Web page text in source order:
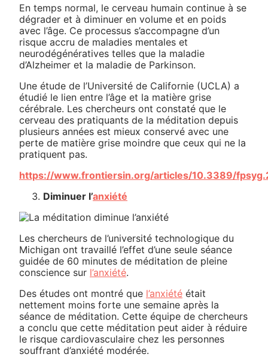
En temps normal, le cerveau humain continue à se
dégrader et à diminuer en volume et en poids
avec l’âge. Ce processus s’accompagne d’un
risque accru de maladies mentales et
neurodégénératives telles que la maladie
d’Alzheimer et la maladie de Parkinson.
Une étude de l’Université de Californie (UCLA) a
étudié le lien entre l’âge et la matière grise
cérébrale. Les chercheurs ont constaté que le
cerveau des pratiquants de la méditation depuis
plusieurs années est mieux conservé avec une
perte de matière grise moindre que ceux qui ne la
pratiquent pas.
https://www.frontiersin.org/articles/10.3389/
Diminuer l’anxiété
Les chercheurs de l’université technologique du
Michigan ont travaillé l’effet d’une seule séance
guidée de 60 minutes de méditation de pleine
conscience sur l’anxiété.
Des études ont montré que l’anxiété était
nettement moins forte une semaine après la
séance de méditation. Cette équipe de chercheurs
a conclu que cette méditation peut aider à réduire
le risque cardiovasculaire chez les personnes
souffrant d’anxiété modérée.